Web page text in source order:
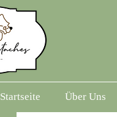
Startseite Über Uns